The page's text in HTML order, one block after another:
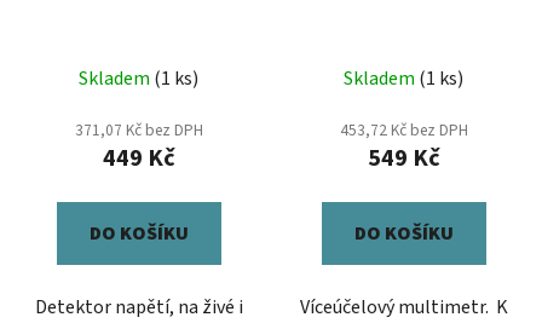
Skladem (1 ks)
371,07 Kč bez DPH
449 Kč
DO KOŠÍKU
Detektor napětí, na živé i
Skladem (1 ks)
453,72 Kč bez DPH
549 Kč
DO KOŠÍKU
Víceúčelový multimetr. K